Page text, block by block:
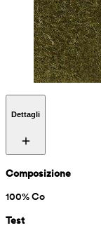
Dettagli
Composizione
100% Co
Test